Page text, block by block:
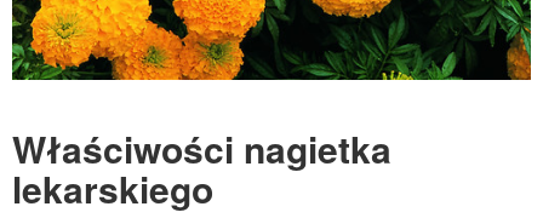
Właściwości nagietka
lekarskiego